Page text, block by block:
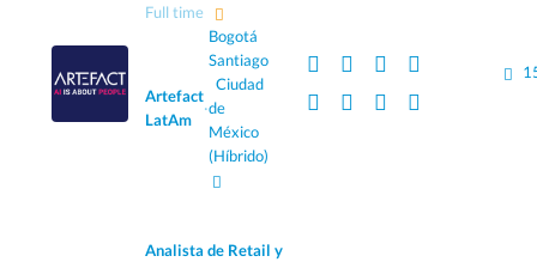
Full time
Artefact
LatAm
·
Bogotá
Santiago
Ciudad
de
México
(Híbrido)
Analista de Retail y